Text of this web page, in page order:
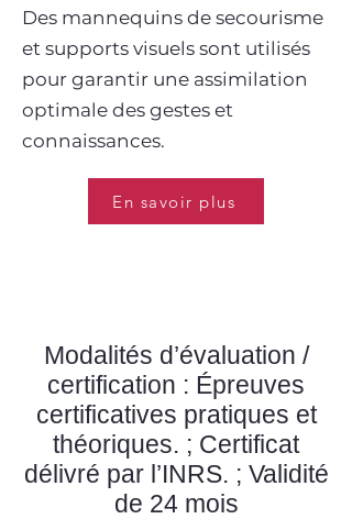
Des mannequins de secourisme
et supports visuels sont utilisés
pour garantir une assimilation
optimale des gestes et
connaissances.
En savoir plus
Modalités d’évaluation /
certification : Épreuves
certificatives pratiques et
théoriques. ; Certificat
délivré par l’INRS. ; Validité
de 24 mois